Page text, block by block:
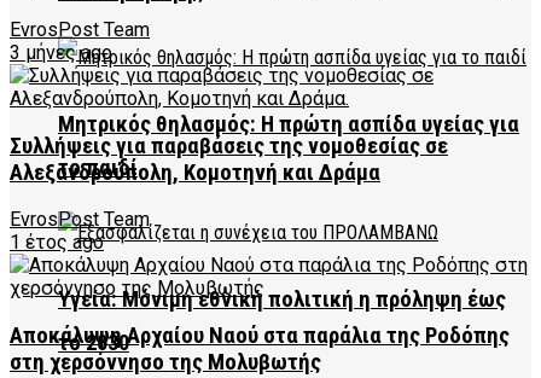
Μητρικός θηλασμός: Η πρώτη ασπίδα υγείας για
το παιδί
Υγεία: Μόνιμη εθνική πολιτική η πρόληψη έως
το 2030
EvrosPost Team
3 μήνες ago
Συλλήψεις για παραβάσεις της νομοθεσίας σε
Αλεξανδρούπολη, Κομοτηνή και Δράμα
EvrosPost Team
1 έτος ago
Αποκάλυψη Αρχαίου Ναού στα παράλια της Ροδόπης
στη χερσόννησο της Μολυβωτής